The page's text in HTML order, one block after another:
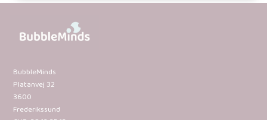
BubbleMinds
Platanvej 32
3600
Frederikssund